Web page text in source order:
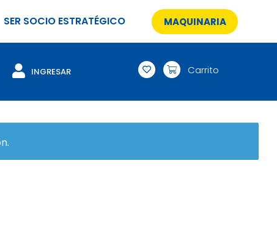
SER SOCIO ESTRATÉGICO MAQUINARIA
INGRESAR Carrito